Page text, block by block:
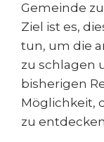
Gemeinde
Ziel ist es,
tun, um die
zu schlagen
bisherigen
Möglichkeit,
zu